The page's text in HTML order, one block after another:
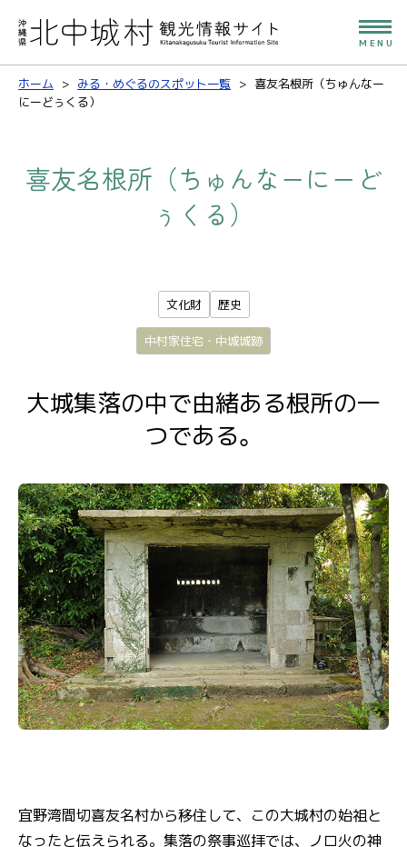
MENU
ホーム みる・めぐるのスポット一覧
喜友名根所（ちゅんなー
にーどぅくる）
喜友名根所（ちゅんなーにーど
ぅくる）
文化財 歴史
中村家住宅・中城城跡
大城集落の中で由緒ある根所の一
つである。
宜野湾間切喜友名村から移住して、この大城村の始祖と
なったと伝えられる。集落の祭事巡拝では、ノロ火の神